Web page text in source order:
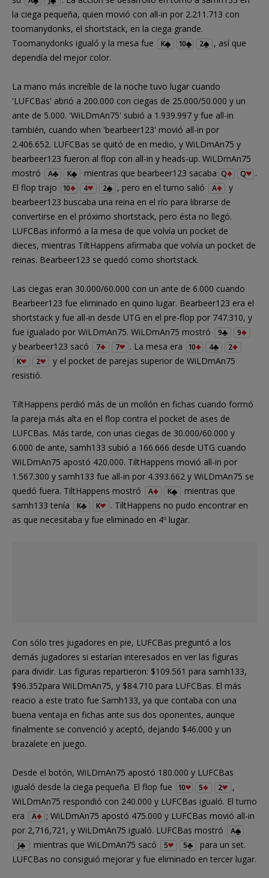
la ciega pequeña, quien movió con all-in por 2.211.713 con
toomanydonks, el shortstack, en la ciega grande.
Toomanydonks igualó y la mesa fue
K 10 2
, así que
dependía del mejor color.
La mano más increíble de la noche tuvo lugar cuando
'LUFCBas' abrió a 200.000 con ciegas de 25.000/50.000 y un
ante de 5.000. 'WiLDmAn75' subió a 1.939.997 y fue all-in
también, cuando when 'bearbeer123' movió all-in por
2.406.652. LUFCBas se quitó de en medio, y WiLDmAn75 y
bearbeer123 fueron al flop con all-in y heads-up. WiLDmAn75
mostró
A K mientras que bearbeer123 sacaba Q Q
.
El flop trajo
10 4 2 , pero en el turno salió A
y
bearbeer123 buscaba una reina en el río para librarse de
convertirse en el próximo shortstack, pero ésta no llegó.
LUFCBas informó a la mesa de que volvía un pocket de
dieces, mientras TiltHappens afirmaba que volvía un pocket de
reinas. Bearbeer123 se quedó como shortstack.
Las ciegas eran 30.000/60.000 con un ante de 6.000 cuando
Bearbeer123 fue eliminado en quino lugar. Bearbeer123 era el
shortstack y fue all-in desde UTG en el pre-flop por 747.310, y
fue igualado por WiLDmAn75. WiLDmAn75 mostró
9 9
y bearbeer123 sacó 7 7 . La mesa era 10 4
2
K
2
y el pocket de parejas superior de WiLDmAn75
resistió.
TiltHappens perdió más de un mollón en fichas cuando formó
la pareja más alta en el flop contra el pocket de ases de
LUFCBas. Más tarde, con unas ciegas de 30.000/60.000 y
6.000 de ante, samh133 subió a 166.666 desde UTG cuando
WiLDmAn75 apostó 420.000. TiltHappens movió all-in por
1.567.300 y samh133 fue all-in por 4.393.662 y WiLDmAn75 se
quedó fuera. TiltHappens mostró
A K
mientras que
samh133 tenía
K K
. TiltHappens no pudo encontrar en
as que necesitaba y fue eliminado en 4º lugar.
Con sólo tres jugadores en pie, LUFCBas preguntó a los
demás jugadores si estarían interesados en ver las figuras
para dividir. Las figuras repartieron: $109.561 para samh133,
$96.352para WiLDmAn75, y $84.710 para LUFCBas. El más
reacio a este trato fue Samh133, ya que contaba con una
buena ventaja en fichas ante sus dos oponentes, aunque
finalmente se convenció y aceptó, dejando $46.000 y un
brazalete en juego.
Desde el botón, WiLDmAn75 apostó 180.000 y LUFCBas
igualó desde la ciega pequeña. El flop fue
10 5 2
,
WiLDmAn75 respondió con 240.000 y LUFCBas igualó. El turno
era
A
; WiLDmAn75 apostó 475.000 y LUFCBas movió all-in
por 2,716,721, y WiLDmAn75 igualó. LUFCBas mostró
A
J
mientras que WiLDmAn75 sacó 5 5
para un set.
LUFCBas no consiguió mejorar y fue eliminado en tercer lugar.